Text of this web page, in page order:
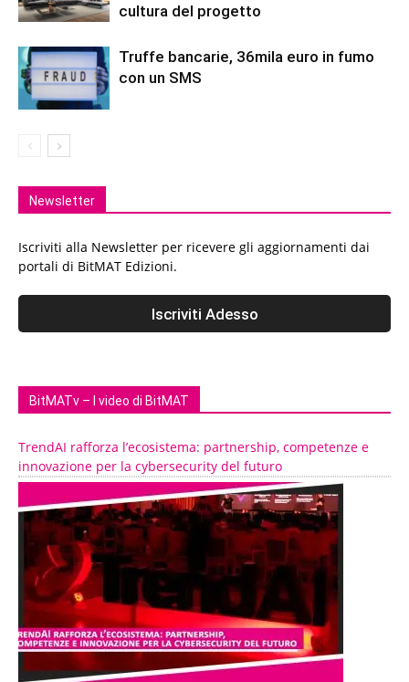
cultura del progetto
Truffe bancarie, 36mila euro in fumo
con un SMS
Newsletter
Iscriviti alla Newsletter per ricevere gli aggiornamenti dai
portali di BitMAT Edizioni.
BitMATv – I video di BitMAT
TrendAI rafforza l’ecosistema: partnership, competenze e
innovazione per la cybersecurity del futuro